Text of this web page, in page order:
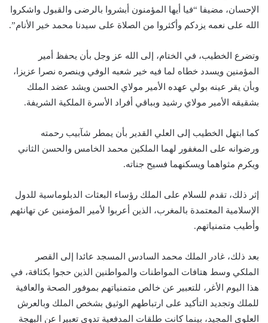
الإحسان، مضيفا “فيا أيها المؤمنون أبشروا بالرضى والقبول واشكروا
الله على نعمه يزدكم وأكثروا من الصلاة على سيدنا محمد خير الأنام”.
وتضرع الخطيب، في الختام، إلى الله عز وجل بأن يحفظ أمير
المؤمنين ويسدد خطاه لما فيه خير شعبه الوفي وينصره نصرا عزيزا،
وبأن يقر عينه بولي عهده الأمير مولاي الحسن ويشد عضد الملك
بشقيقه الأمير مولاي رشيد وبباقي أفراد الأسرة الملكية الشريفة.
كما ابتهل الخطيب إلى العلي القدير بأن يمطر شآبيب رحمته
ورضوانه على المغفور لهما الملكين محمد الخامس والحسن الثاني
ويكرم مثواهما ويسكنهما فسيح جناته.
إثر ذلك، تقدم للسلام على الملك رؤساء البعثات الدبلوماسية للدول
الإسلامية المعتمدة بالمغرب، الذين أعربوا لأمير المؤمنين عن تهانئهم
وأطيب متمنياتهم.
بعد ذلك، غادر الملك محمد السادس المسجد عائدا إلى القصر
الملكي وسط هتافات المواطنات والمواطنين الذين حجوا بكثافة، في
هذا اليوم الأغر، للتعبير عن خالص متمنياتهم بموفور الصحة والعافية
للملك وتجديد التأكيد على ارتباطهم الوثيق بشخص الملك وبالعرش
العلوي المجيد، بينما كانت طلقات المدفعية تدوي تعبيرا عن البهجة